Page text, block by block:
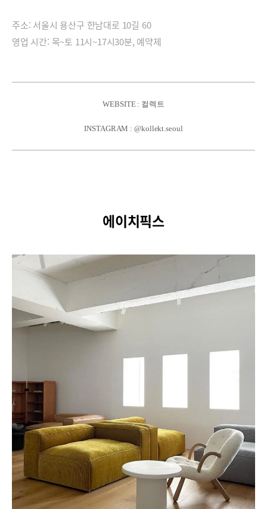
주소: 서울시 용산구 한남대로 10길 60
영업 시간: 목~토 11시~17시30분, 예약제
WEBSITE : 컬렉트
INSTAGRAM : @kollekt.seoul
에이치픽스